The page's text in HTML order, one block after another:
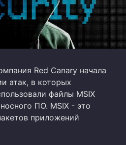
Red Canary начала
атак, в которых
файлы MSIX
ПО. MSIX - это
приложений